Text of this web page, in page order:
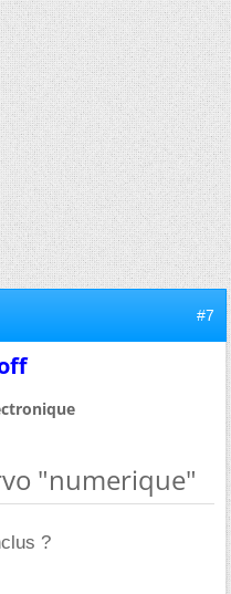
#7
"numerique"
?